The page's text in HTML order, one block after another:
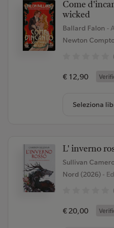
Come
wicked
Ballard Falon -
Newton
€ 12,90
Seleziona
L' inverno
Sullivan
Nord (2026)-
€ 20,00